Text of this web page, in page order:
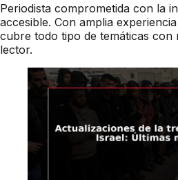
Periodista comprometida con la
accesible. Con amplia
cubre todo tipo de temáticas con
lector.